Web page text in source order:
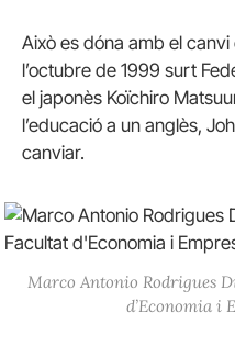
Això es dóna amb el canvi
l’octubre de 1999 surt
el japonès Koïchiro
l’educació a un anglès,
canviar.
Marco Antonio Rodrigues
d’Economia i